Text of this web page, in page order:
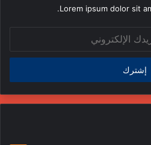
Lorem ipsum dolor sit